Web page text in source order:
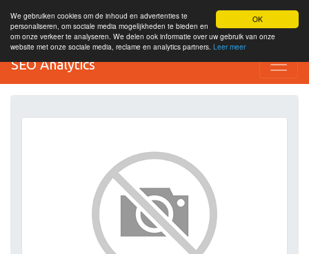
OK
We gebruiken cookies om de inhoud en advertenties te
personaliseren, om sociale media mogelijkheden te bieden en
om onze verkeer te analyseren. We delen ook informatie over uw gebruik van onze
website met onze sociale media, reclame en analytics partners. Leer meer
SEO Analytics